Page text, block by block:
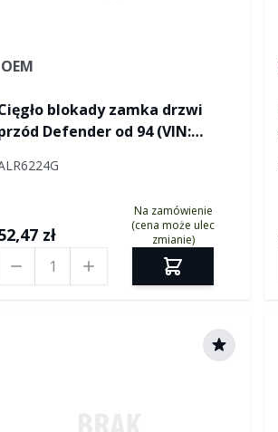
OEM
blokady zamka drzwi
Defender od 94 (VIN:
zł
Na zamówienie
(cena może ulec
zmianie)